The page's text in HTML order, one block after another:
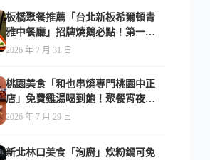
板橋聚餐推薦「台北新板希爾頓青
雅中餐廳」招牌燒鵝必點！第一次
吃就驚艷-附菜單
2026 年 7 月 31 日
桃園美食「和也串燒專門桃園中正
店」免費雞湯喝到飽！聚餐宵夜首
選-附菜單
2026 年 7 月 29 日
新北林口美食「洵廚」炊粉鍋可免